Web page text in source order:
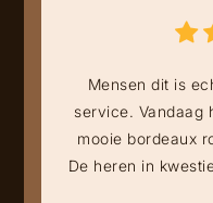
Mensen dit is
service. Vandaag
mooie bordeaux
De heren in